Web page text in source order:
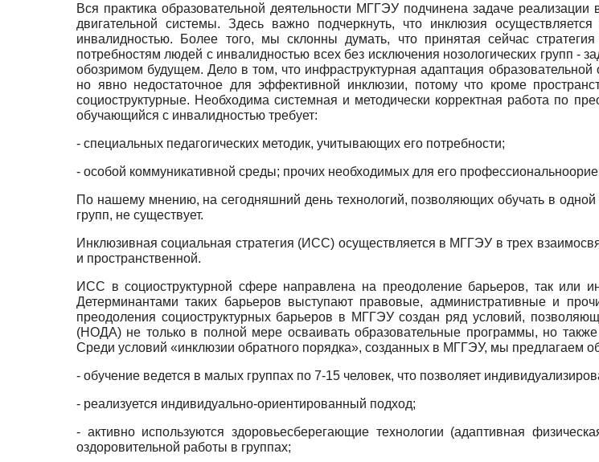
Вся практика образовательной деятельности МГГЭУ подчинена задаче
двигательной системы. Здесь важно подчеркнуть, что инклюзия
инвалидностью. Более того, мы склонны думать, что принятая сейчас
потребностям людей с инвалидностью всех без исключения нозологических групп -
обозримом будущем. Дело в том, что инфраструктурная адаптация
но явно недостаточное для эффективной инклюзии, потому что кроме
социоструктурные. Необходима системная и методически корректная работа по
обучающийся с инвалидностью требует:
- специальных педагогических методик, учитывающих его потребности;
- особой коммуникативной среды; прочих необходимых для его
По нашему мнению, на сегодняшний день технологий, позволяющих обучать в одной
групп, не существует.
Инклюзивная социальная стратегия (ИСС) осуществляется в МГГЭУ в трех
и пространственной.
ИСС в социоструктурной сфере направлена на преодоление барьеров, так или
Детерминантами таких барьеров выступают правовые, административные и
преодоления социоструктурных барьеров в МГГЭУ создан ряд условий,
(НОДА) не только в полной мере осваивать образовательные программы, но
Среди условий «инклюзии обратного порядка», созданных в МГГЭУ, мы предлагаем
- обучение ведется в малых группах по 7-15 человек, что позволяет
- реализуется индивидуально-ориентированный подход;
- активно используются здоровьесбере­гающие технологии (адаптивная
оздоровительной работы в группах;